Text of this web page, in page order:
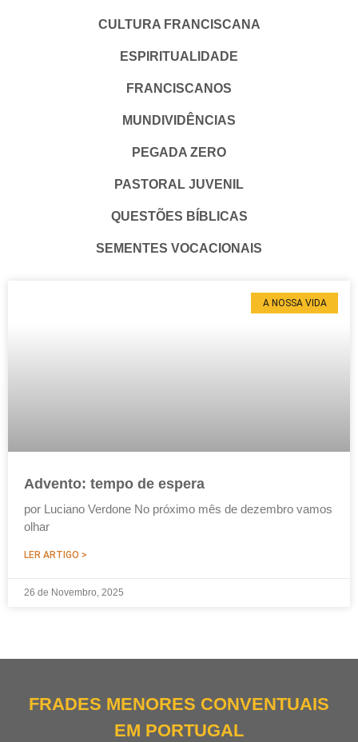
CULTURA FRANCISCANA
ESPIRITUALIDADE
FRANCISCANOS
MUNDIVIDÊNCIAS
PEGADA ZERO
PASTORAL JUVENIL
QUESTÕES BÍBLICAS
SEMENTES VOCACIONAIS
A NOSSA VIDA
Advento: tempo de espera
por Luciano Verdone No próximo mês de dezembro vamos
olhar
LER ARTIGO >
26 de Novembro, 2025
FRADES MENORES CONVENTUAIS
EM PORTUGAL